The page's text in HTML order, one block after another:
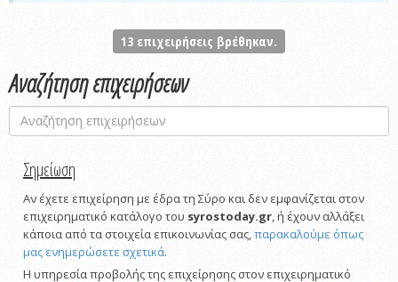
13 επιχειρήσεις βρέθηκαν.
Αναζήτηση επιχειρήσεων
Σημείωση
Αν έχετε επιχείρηση με έδρα τη Σύρο και δεν εμφανίζεται στον
επιχειρηματικό κατάλογο του syrostoday.gr, ή έχουν αλλάξει
κάποια από τα στοιχεία επικοινωνίας σας,παρακαλούμε όπως
μας ενημερώσετε σχετικά.
Η υπηρεσία προβολής της επιχείρησης στον επιχειρηματικό